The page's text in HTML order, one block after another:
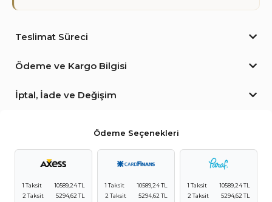
Teslimat Süreci
Ödeme ve Kargo Bilgisi
İptal, İade ve Değişim
Ödeme Seçenekleri
1 Taksit
10589,24 TL
2 Taksit
5294,62 TL
1 Taksit
10589,24 TL
2 Taksit
5294,62 TL
1 Taksit
10589,24 TL
2 Taksit
5294,62 TL